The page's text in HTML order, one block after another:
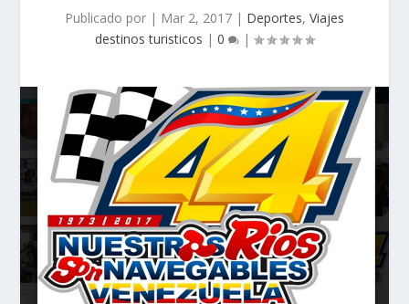
Publicado por | Mar 2, 2017 | Deportes, Viajes
destinos turisticos | 0 |